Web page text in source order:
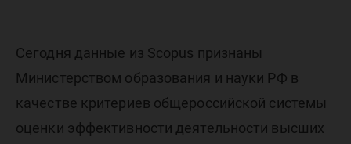
Сегодня данные из Scopus признаны
Министерством образования и науки РФ в
качестве критериев общероссийской системы
оценки эффективности деятельности высших